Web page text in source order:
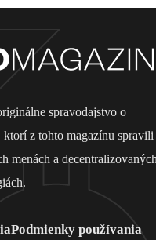
spravodajstvo o
z tohto magazínu spravili
menách a
Podmienky používania